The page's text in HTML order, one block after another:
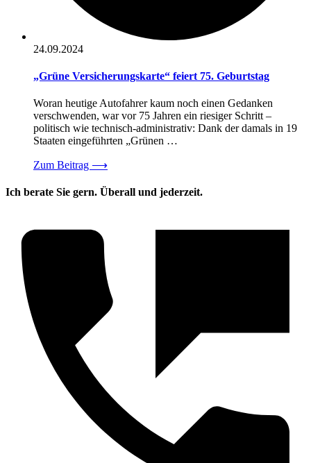
24.09.2024
„Grüne Versicherungskarte“ feiert 75. Geburtstag
Woran heutige Autofahrer kaum noch einen Gedanken
verschwenden, war vor 75 Jahren ein riesiger Schritt –
politisch wie technisch-administrativ: Dank der damals in 19
Staaten eingeführten „Grünen …
Zum Beitrag ⟶
Ich berate Sie gern. Überall und jederzeit.